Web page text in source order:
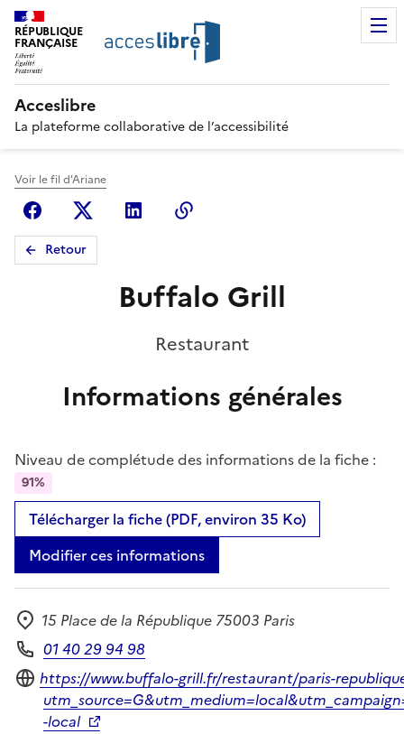
RÉPUBLIQUE
FRANÇAISE
Acceslibre
La plateforme collaborative de l’accessibilité
Voir le fil d'Ariane
FacebookX (anciennement Twitter)
Linkedin
Retour
Buffalo Grill
Restaurant
Informations générales
Niveau de complétude des informations de la fiche :
91%
Télécharger la fiche (PDF, environ 35 Ko)
Modifier ces informations
Adresse
15 Place de la République 75003 Paris
Téléphone
01 40 29 94 98
Site internet
https://www.buffalo-grill.fr/restaurant/paris-
-local